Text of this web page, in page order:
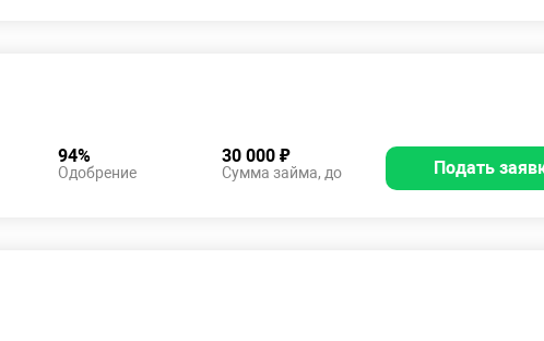
94%
Одобрение
30 000 ₽
Сумма займа, до Подать